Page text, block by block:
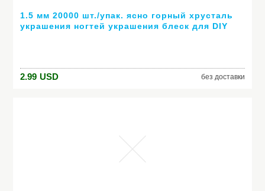
1.5 мм 20000 шт./упак. ясно горный хрусталь
украшения ногтей украшения блеск для DIY
2.99 USD без доставки